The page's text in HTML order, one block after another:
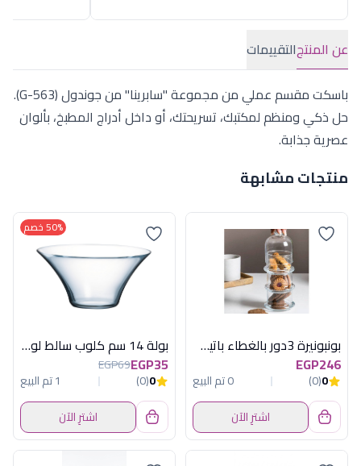
عن المنتجالتقييمات
باسكت مقسم عملي من مجموعة "سابرينا" من جوندول (G-563).
حل ذكي ومنظم لمكتبك، تسريحتك، أو داخل أدراج المطبخ، بألوان
عصرية جذابة.
منتجات مشابهة
بونبونيرة 3دور بالغطاء باتيسيرى باسابتشة
EGP246
0
(0)
0 تم البيع
اشترِ الآن
50% خصم
بولة 14 سم كلوب سالط لومينارك فرنساوى
EGP35
EGP69
0
(0)
1 تم البيع
اشترِ الآن